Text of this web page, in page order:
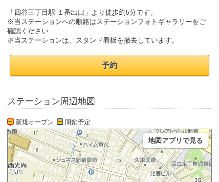
「四谷三丁目駅 １番出口」より徒歩約5分です。
※当ステーションへの順路はステーションフォトギャラリーをご
確認ください
※当ステーションは、スタンド看板を撤去しています。
予約
ステーション周辺地図
新規オープン 閉鎖予定
地図アプリで見る